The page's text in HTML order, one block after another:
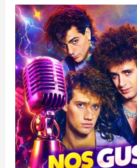
sólo
queda
la
fecha:
Fiscalía
pide
formalizar
a
Cathy
Barriga
por
fraude
al
Fisco
por
más
de
$95
millones